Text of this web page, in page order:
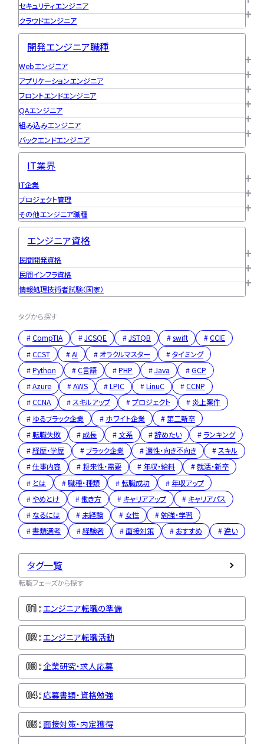
セキュリティエンジニア
クラウドエンジニア
開発エンジニア職種
Webエンジニア
アプリケーションエンジニア
フロントエンドエンジニア
QAエンジニア
組み込みエンジニア
バックエンドエンジニア
IT業界
IT企業
プロジェクト管理
その他エンジニア職種
エンジニア資格
民間開発資格
民間インフラ資格
情報処理技術者試験（国家）
タグから探す
CompTIA JCSQE JSTQB swift
CCIE
CCST
AI オラクルマスター
タイミング
Python
C言語 PHP Java
GCP
Azure
AWS LPIC LinuC
CCNP
CCNA
スキルアップ プロジェクト
炎上案件
ゆるブラック企業
ホワイト企業
第二新卒
転職失敗
成長 文系 辞めたい
ランキング
経歴・学歴
ブラック企業 適性・向き不向き
スキル
仕事内容
将来性・需要 年収・給料
就活・新卒
とは
職種・種類 転職成功
年収アップ
やめとけ
働き方 キャリアアップ
キャリアパス
なるには
未経験 女性
勉強・学習
書類選考
経験者 面接対策 おすすめ 違い
タグ一覧
転職フェーズから探す
エンジニア転職の準備
エンジニア転職活動
企業研究・求人応募
応募書類・資格勉強
面接対策・内定獲得